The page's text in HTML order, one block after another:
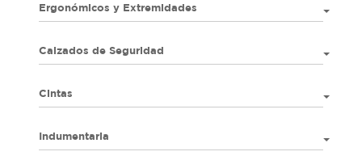
Ergonómicos y Extremidades
Calzados de Seguridad
Cintas
Indumentaria